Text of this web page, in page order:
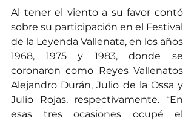
Al tener el viento a su favor contó
sobre su participación en el Festival
de la Leyenda Vallenata, en los años
1968, 1975 y 1983, donde se
coronaron como Reyes Vallenatos
Alejandro Durán, Julio de la Ossa y
Julio Rojas, respectivamente. “En
esas tres ocasiones ocupé el